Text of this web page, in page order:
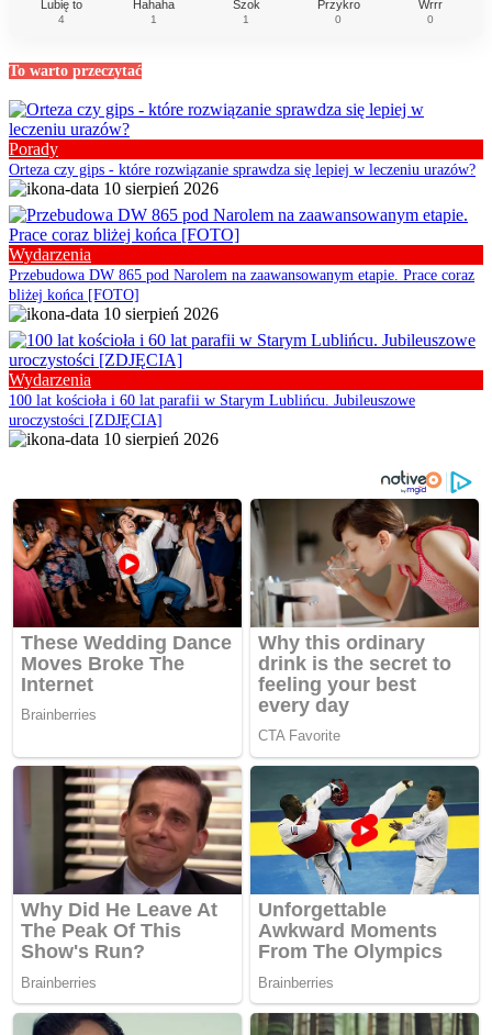
Lubię to
4
Hahaha
1
Szok
1
Przykro
0
Wrrr
0
To warto przeczytać
Porady
Orteza czy gips - które rozwiązanie sprawdza się lepiej w leczeniu urazów?
10 sierpień 2026
Wydarzenia
Przebudowa DW 865 pod Narolem na zaawansowanym etapie. Prace coraz
bliżej końca [FOTO]
10 sierpień 2026
Wydarzenia
100 lat kościoła i 60 lat parafii w Starym Lublińcu. Jubileuszowe
uroczystości [ZDJĘCIA]
10 sierpień 2026